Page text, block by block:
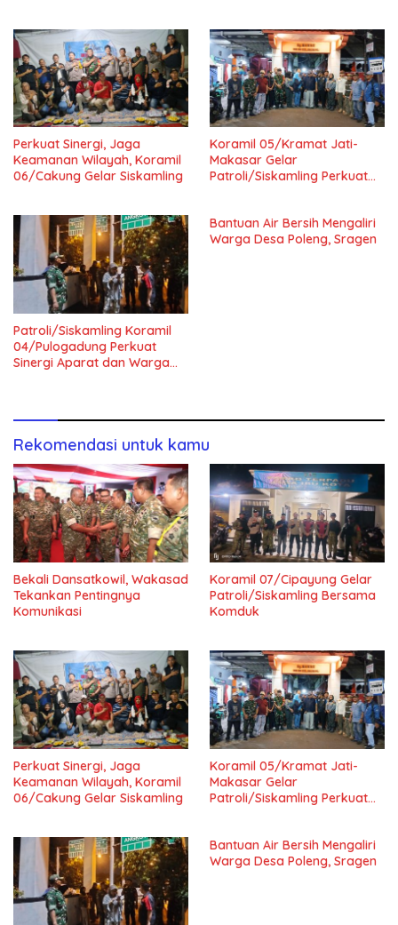
Perkuat Sinergi, Jaga
Keamanan Wilayah, Koramil
06/Cakung Gelar Siskamling
Koramil 05/Kramat Jati-
Makasar Gelar
Patroli/Siskamling Perkuat
Patroli/Siskamling Koramil
04/Pulogadung Perkuat
Sinergi Aparat dan Warga
Bantuan Air Bersih Mengaliri
Warga Desa Poleng, Sragen
Rekomendasi untuk kamu
Bekali Dansatkowil, Wakasad
Tekankan Pentingnya
Komunikasi
Koramil 07/Cipayung Gelar
Patroli/Siskamling Bersama
Komduk
Perkuat Sinergi, Jaga
Keamanan Wilayah, Koramil
06/Cakung Gelar Siskamling
Koramil 05/Kramat Jati-
Makasar Gelar
Patroli/Siskamling Perkuat
Bantuan Air Bersih Mengaliri
Warga Desa Poleng, Sragen